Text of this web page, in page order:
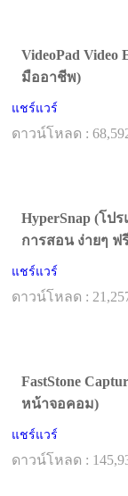
VideoPad
มืออาชีพ)
แชร์แวร์
ดาวน์โหลด :
HyperSnap (โป
การสอน ง่ายๆ ฟ
แชร์แวร์
ดาวน์โหลด :
FastStone
หน้าจอคอม)
แชร์แวร์
ดาวน์โหลด :